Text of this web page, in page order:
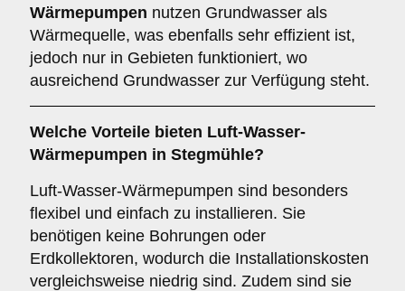
Wärmepumpen nutzen Grundwasser als
Wärmequelle, was ebenfalls sehr effizient ist,
jedoch nur in Gebieten funktioniert, wo
ausreichend Grundwasser zur Verfügung steht.
Welche Vorteile bieten Luft-Wasser-
Wärmepumpen in Stegmühle?
Luft-Wasser-Wärmepumpen sind besonders
flexibel und einfach zu installieren. Sie
benötigen keine Bohrungen oder
Erdkollektoren, wodurch die Installationskosten
vergleichsweise niedrig sind. Zudem sind sie